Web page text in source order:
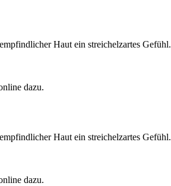
Haut ein streichelzartes Gefühl.
dazu.
Haut ein streichelzartes Gefühl.
dazu.